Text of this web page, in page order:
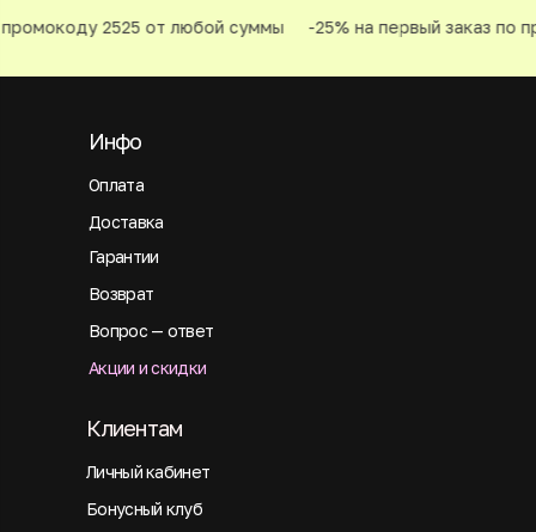
2525 от любой суммы -25% на первый заказ по
Оплата
Инфо
Доставка
Гарантии
Возврат
Вопрос — ответ
Акции и скидки
Личный кабинет
Клиентам
Бонусный клуб